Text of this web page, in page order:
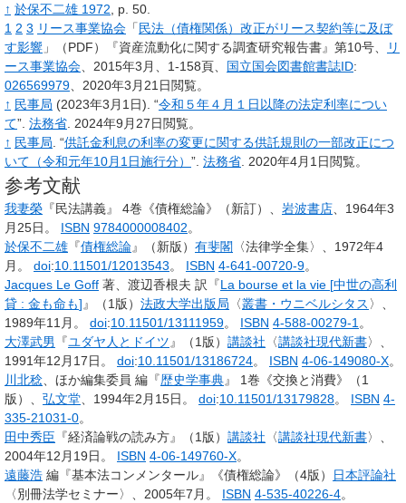
↑ 於保不二雄 1972, p. 50.
1 2 3 リース事業協会 「民法（債権関係）改正がリース契約等に及ぼ
す影響 」（PDF）『資産流動化に関する調査研究報告書』第10号、
リ
ース事業協会、2015年3月、1-158頁、 国立国会図書館書誌ID:
026569979、 2020年3月21日閲覧。
↑ 民事局 (2023年3月1日). “令和５年４月１日以降の法定利率につい
て”. 法務省. 2024年9月27日閲覧。
↑ 民事局. “供託金利息の利率の変更に関する供託規則の一部改正につ
いて（令和元年10月1日施行分） ”. 法務省. 2020年4月1日閲覧。
参考文献
我妻榮 『民法講義』 4巻《債権総論》（新訂）、 岩波書店、1964年3
月25日。 ISBN 9784000008402。
於保不二雄 『債権総論』（新版） 有斐閣 〈法律学全集〉、1972年4
月。 doi:10.11501/12013543。 ISBN 4-641-00720-9。
Jacques Le Goff 著、渡辺香根夫 訳『La bourse et la vie [中世の高利
貸 : 金も命も]』（1版） 法政大学出版局 〈叢書・ウニベルシタス 〉、
1989年11月。 doi:10.11501/13111959。 ISBN 4-588-00279-1。
大澤武男
『ユダヤ人とドイツ』（1版） 講談社 〈講談社現代新書〉、
1991年12月17日。 doi:10.11501/13186724。 ISBN 4-06-149080-X。
川北稔、ほか編集委員 編『歴史学事典』
1巻《交換と消費》（1
版）、 弘文堂、1994年2月15日。 doi:10.11501/13179828。 ISBN 4-
335-21031-0。
田中秀臣 『経済論戦の読み方』（1版） 講談社 〈講談社現代新書〉、
2004年12月19日。 ISBN 4-06-149760-X。
遠藤浩 編『基本法コンメンタール』《債権総論》（4版）
日本評論社
〈別冊法学セミナー〉、2005年7月。 ISBN 4-535-40226-4。